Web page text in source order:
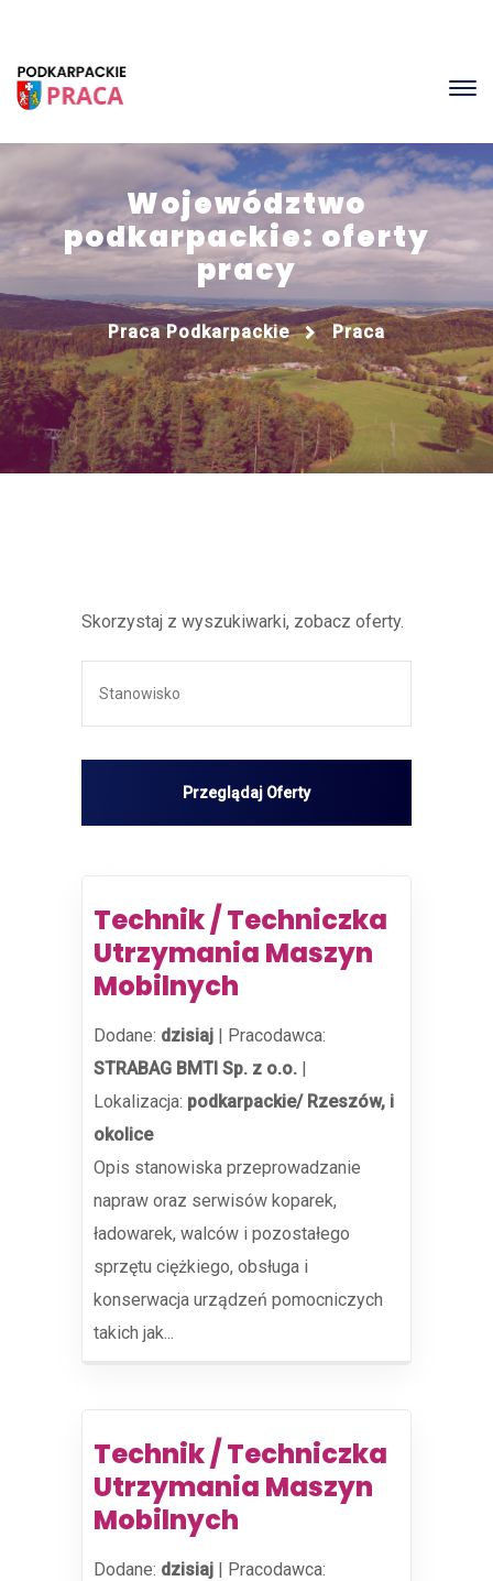
Województwo
podkarpackie: oferty
pracy
Praca Podkarpackie Praca
Skorzystaj z wyszukiwarki, zobacz oferty.
Technik / Techniczka
Utrzymania Maszyn
Mobilnych
Dodane: dzisiaj | Pracodawca:
STRABAG BMTI Sp. z o.o. |
Lokalizacja: podkarpackie/ Rzeszów, i
okolice
Opis stanowiska przeprowadzanie
napraw oraz serwisów koparek,
ładowarek, walców i pozostałego
sprzętu ciężkiego, obsługa i
konserwacja urządzeń pomocniczych
takich jak...
Technik / Techniczka
Utrzymania Maszyn
Mobilnych
Dodane: dzisiaj | Pracodawca: